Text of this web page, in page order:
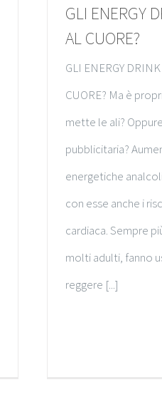
GLI ENERGY
AL CUORE?
GLI ENERGY
CUORE? Ma è
mette le ali?
pubblicitaria?
energetiche
con esse anche i
cardiaca. Sempre
molti adulti, fanno
reggere [...]